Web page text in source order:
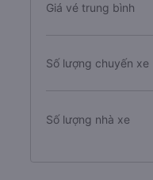
Giá vé trung bình
Số lượng chuyến xe
Số lượng nhà xe